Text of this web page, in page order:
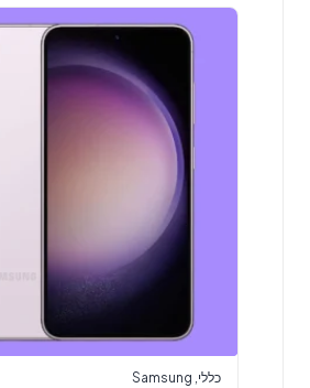
כללי,
Samsung